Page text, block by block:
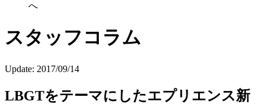
へ
スタッフコラム
Update: 2017/09/14
LBGTをテーマにしたエプリエンス新